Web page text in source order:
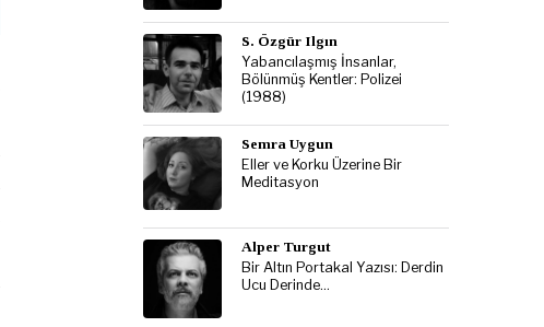
S. Özgür Ilgın
Yabancılaşmış İnsanlar,
Bölünmüş Kentler: Polizei
(1988)
Semra Uygun
Eller ve Korku Üzerine Bir
Meditasyon
Alper Turgut
Bir Altın Portakal Yazısı: Derdin
Ucu Derinde…